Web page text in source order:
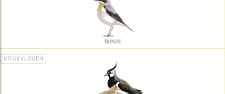
TAPUIT
UITGEVLOGEN